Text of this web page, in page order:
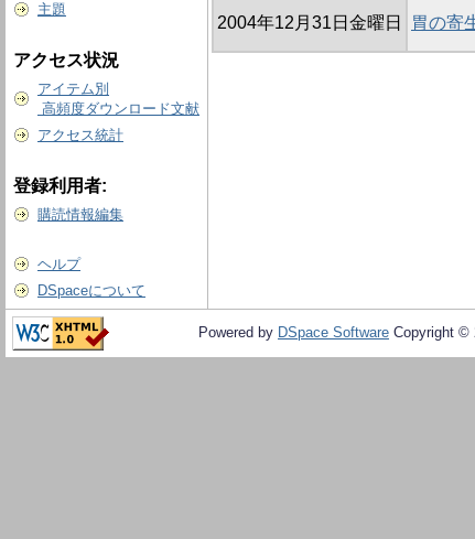
主題
アクセス状況
アイテム別
高頻度ダウンロード文献
アクセス統計
登録利用者:
購読情報編集
ヘルプ
DSpaceについて
2004年12月31日金曜日 胃の寄
Powered by DSpace Software Copyright ©